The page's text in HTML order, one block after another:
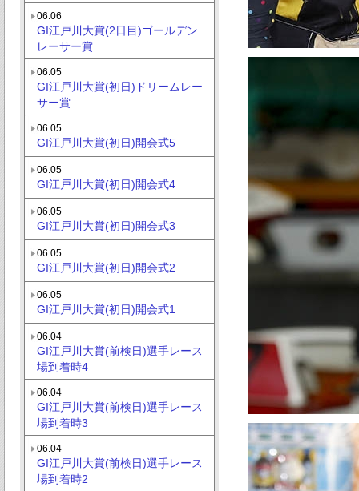
06.06
GI江戸川大賞(2日目)ゴールデン
レーサー賞
06.05
GI江戸川大賞(初日)ドリームレー
サー賞
06.05
GI江戸川大賞(初日)開会式5
06.05
GI江戸川大賞(初日)開会式4
06.05
GI江戸川大賞(初日)開会式3
06.05
GI江戸川大賞(初日)開会式2
06.05
GI江戸川大賞(初日)開会式1
06.04
GI江戸川大賞(前検日)選手レース
場到着時4
06.04
GI江戸川大賞(前検日)選手レース
場到着時3
06.04
GI江戸川大賞(前検日)選手レース
場到着時2